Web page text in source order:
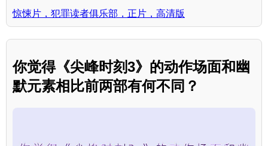
惊悚片，犯罪读者俱乐部，正片，高清版
你觉得《尖峰时刻3》的动作场面和幽
默元素相比前两部有何不同？